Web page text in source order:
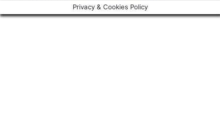
Privacy & Cookies Policy